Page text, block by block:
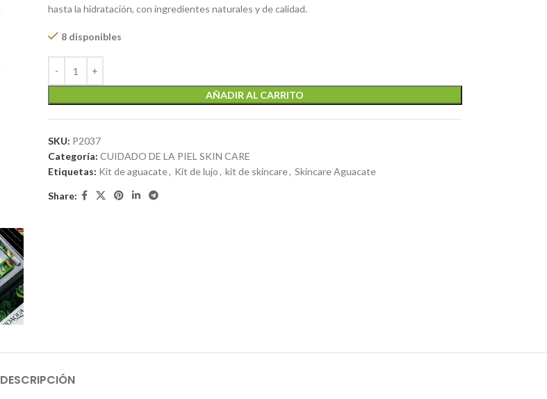
hasta la hidratación, con ingredientes naturales y de calidad.
8 disponibles
AÑADIR AL CARRITO
SKU: P2037
Categoría: CUIDADO DE LA PIEL SKIN CARE
Etiquetas: Kit de aguacate, Kit de lujo, kit de skincare, Skincare Aguacate
Share:
DESCRIPCIÓN